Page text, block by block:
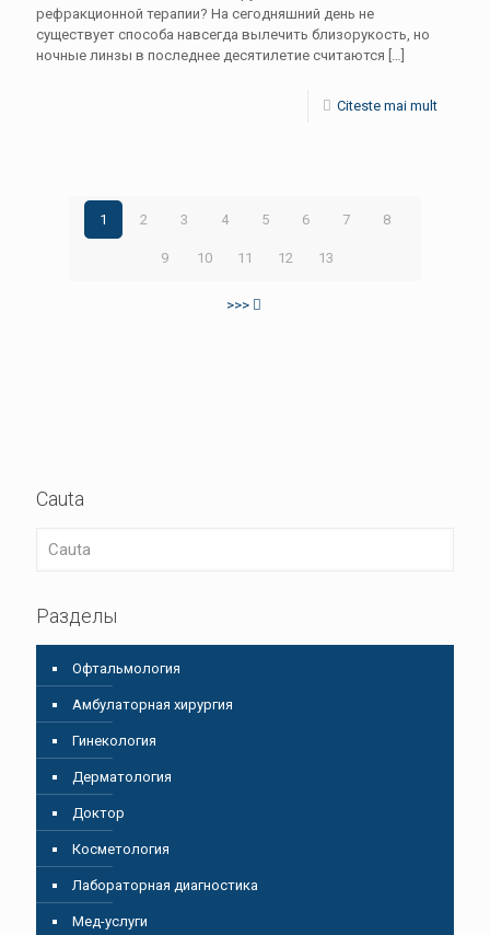
рефракционной терапии? На сегодняшний день не
существует способа навсегда вылечить близорукость, но
ночные линзы в последнее десятилетие считаются
Citeste mai mult
1 2 3 4 5 6 7 8
9 10 11 12 13
>>>
Cauta
Разделы
Oфтальмология
Амбулаторная хирургия
Гинекология
Дерматология
Доктор
Косметология
Лабораторная диагностика
Мед-услуги